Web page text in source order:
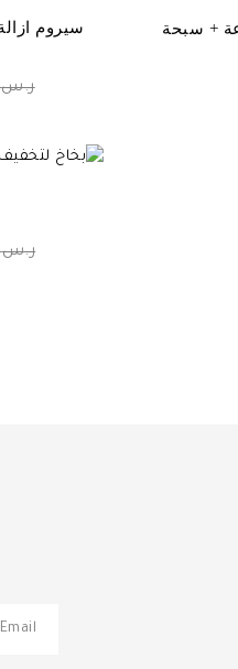
+ سماعة + سبحة
ر.س
ر.س